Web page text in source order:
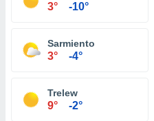
3° -10°
Sarmiento
3° -4°
Trelew
9° -2°